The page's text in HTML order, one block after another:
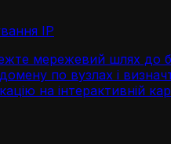
IP
мережевий шлях до
по вузлах і
на інтерактивній